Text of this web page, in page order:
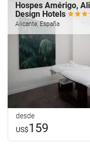
Hospes Amérigo,
Design Hotels
Alicante, España
desde
US$159